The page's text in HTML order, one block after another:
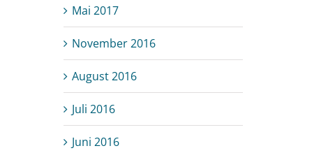
Mai 2017
November 2016
August 2016
Juli 2016
Juni 2016